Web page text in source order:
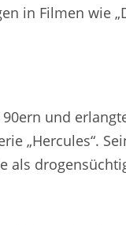
in Filmen wie
und
„Hercules“.
als